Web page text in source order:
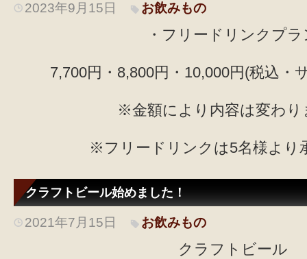
2023年9月15日 お飲みもの
・フリードリンクプ
7,700円・8,800円・10,000円(税込・
※金額により内容は変わり
※フリードリンクは5名様より
クラフトビール始めました！
2021年7月15日 お飲みもの
クラフトビール